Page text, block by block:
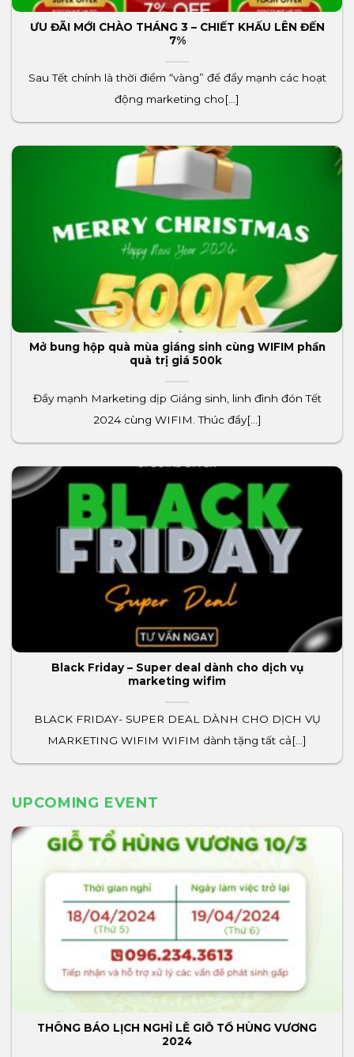
ƯU ĐÃI MỚI CHÀO THÁNG 3 – CHIẾT KHẤU LÊN ĐẾN
7%
Sau Tết chính là thời điểm “vàng” để đẩy mạnh các hoạt
động marketing cho[...]
Mở bung hộp quà mùa giáng sinh cùng WIFIM phần
quà trị giá 500k
Đẩy mạnh Marketing dịp Giáng sinh, linh đình đón Tết
2024 cùng WIFIM. Thúc đẩy[...]
Black Friday – Super deal dành cho dịch vụ
marketing wifim
BLACK FRIDAY- SUPER DEAL DÀNH CHO DỊCH VỤ
MARKETING WIFIM WIFIM dành tặng tất cả[...]
UPCOMING EVENT
THÔNG BÁO LỊCH NGHỈ LỄ GIỖ TỔ HÙNG VƯƠNG
2024